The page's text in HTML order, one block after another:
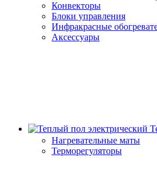
Конвекторы
Блоки управления
Инфракрасные
Аксессуары
Нагревательные маты
Терморегуляторы